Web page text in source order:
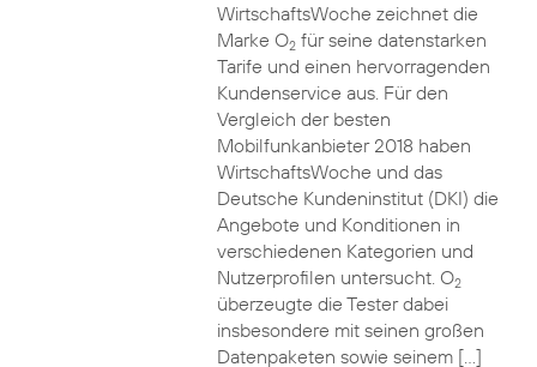
WirtschaftsWoche zeichnet die
Marke O2für seine datenstarken
Tarife und einen hervorragenden
Kundenservice aus. Für den
Vergleich der besten
Mobilfunkanbieter 2018 haben
WirtschaftsWoche und das
Deutsche Kundeninstitut (DKI) die
Angebote und Konditionen in
verschiedenen Kategorien und
Nutzerprofilen untersucht. O2
überzeugte die Tester dabei
insbesondere mit seinen großen
Datenpaketen sowie seinem […]